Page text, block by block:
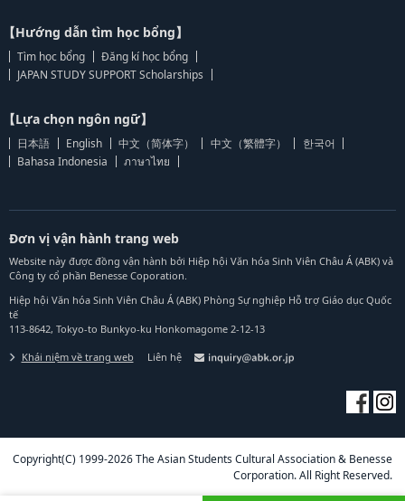
【Hướng dẫn tìm học bổng】
Tìm học bổng
Đăng kí học bổng
JAPAN STUDY SUPPORT Scholarships
【Lựa chọn ngôn ngữ】
日本語 English 中文（简体字） 中文（繁體字）
한국어
Bahasa Indonesia
ภาษาไทย
Đơn vị vận hành trang web
Website này được đồng vận hành bởi Hiệp hội Văn hóa Sinh Viên Châu Á (ABK) và
Công ty cổ phần Benesse Coporation.
Hiệp hội Văn hóa Sinh Viên Châu Á (ABK) Phòng Sự nghiệp Hỗ trợ Giáo dục Quốc
tế
113-8642, Tokyo-to Bunkyo-ku Honkomagome 2-12-13
Khái niệm về trang web Liên hệ
Copyright(C) 1999-2026 The Asian Students Cultural Association & Benesse
Corporation. All Right Reserved.